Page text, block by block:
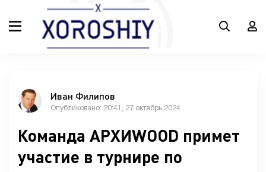
Иван Филипов
Опубликовано: 20:41, 27 октябрь 2024
Команда АРХИWOOD примет
участие в турнире по